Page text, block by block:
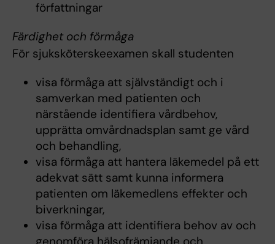
författningar
Färdighet och förmåga
För sjuksköterskeexamen skall studenten
visa förmåga att självständigt och i
samverkan med patienten och
närstående identifiera vårdbehov,
upprätta omvårdnadsplan samt ge vård
och behandling,
visa förmåga att hantera läkemedel på ett
adekvat sätt samt kunna informera
patienten om läkemedlens effekter och
biverkningar,
visa förmåga att identifiera behov av och